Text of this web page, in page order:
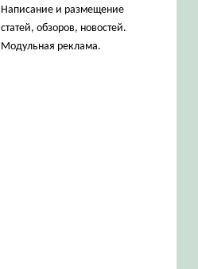
Написание и размещение
статей, обзоров, новостей.
Модульная реклама.